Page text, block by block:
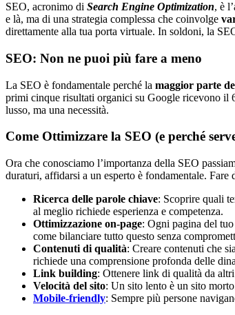
SEO, acronimo di Search Engine Optimization, è
e là, ma di una strategia complessa che coinvolge
direttamente alla tua porta virtuale. In soldoni, la
SEO: Non ne puoi più fare a meno
La SEO è fondamentale perché la maggior parte
primi cinque risultati organici su Google ricevono il
lusso, ma una necessità.
Come Ottimizzare la SEO (e perché
Ora che conosciamo l’importanza della SEO
duraturi, affidarsi a un esperto è fondamentale.
Ricerca delle parole chiave: Scoprire quali
al meglio richiede esperienza e competenza.
Ottimizzazione on-page: Ogni pagina del
come bilanciare tutto questo senza
Contenuti di qualità: Creare contenuti che
richiede una comprensione profonda delle
Link building: Ottenere link di qualità da
Velocità del sito: Un sito lento è un sito
Mobile-friendly: Sempre più persone